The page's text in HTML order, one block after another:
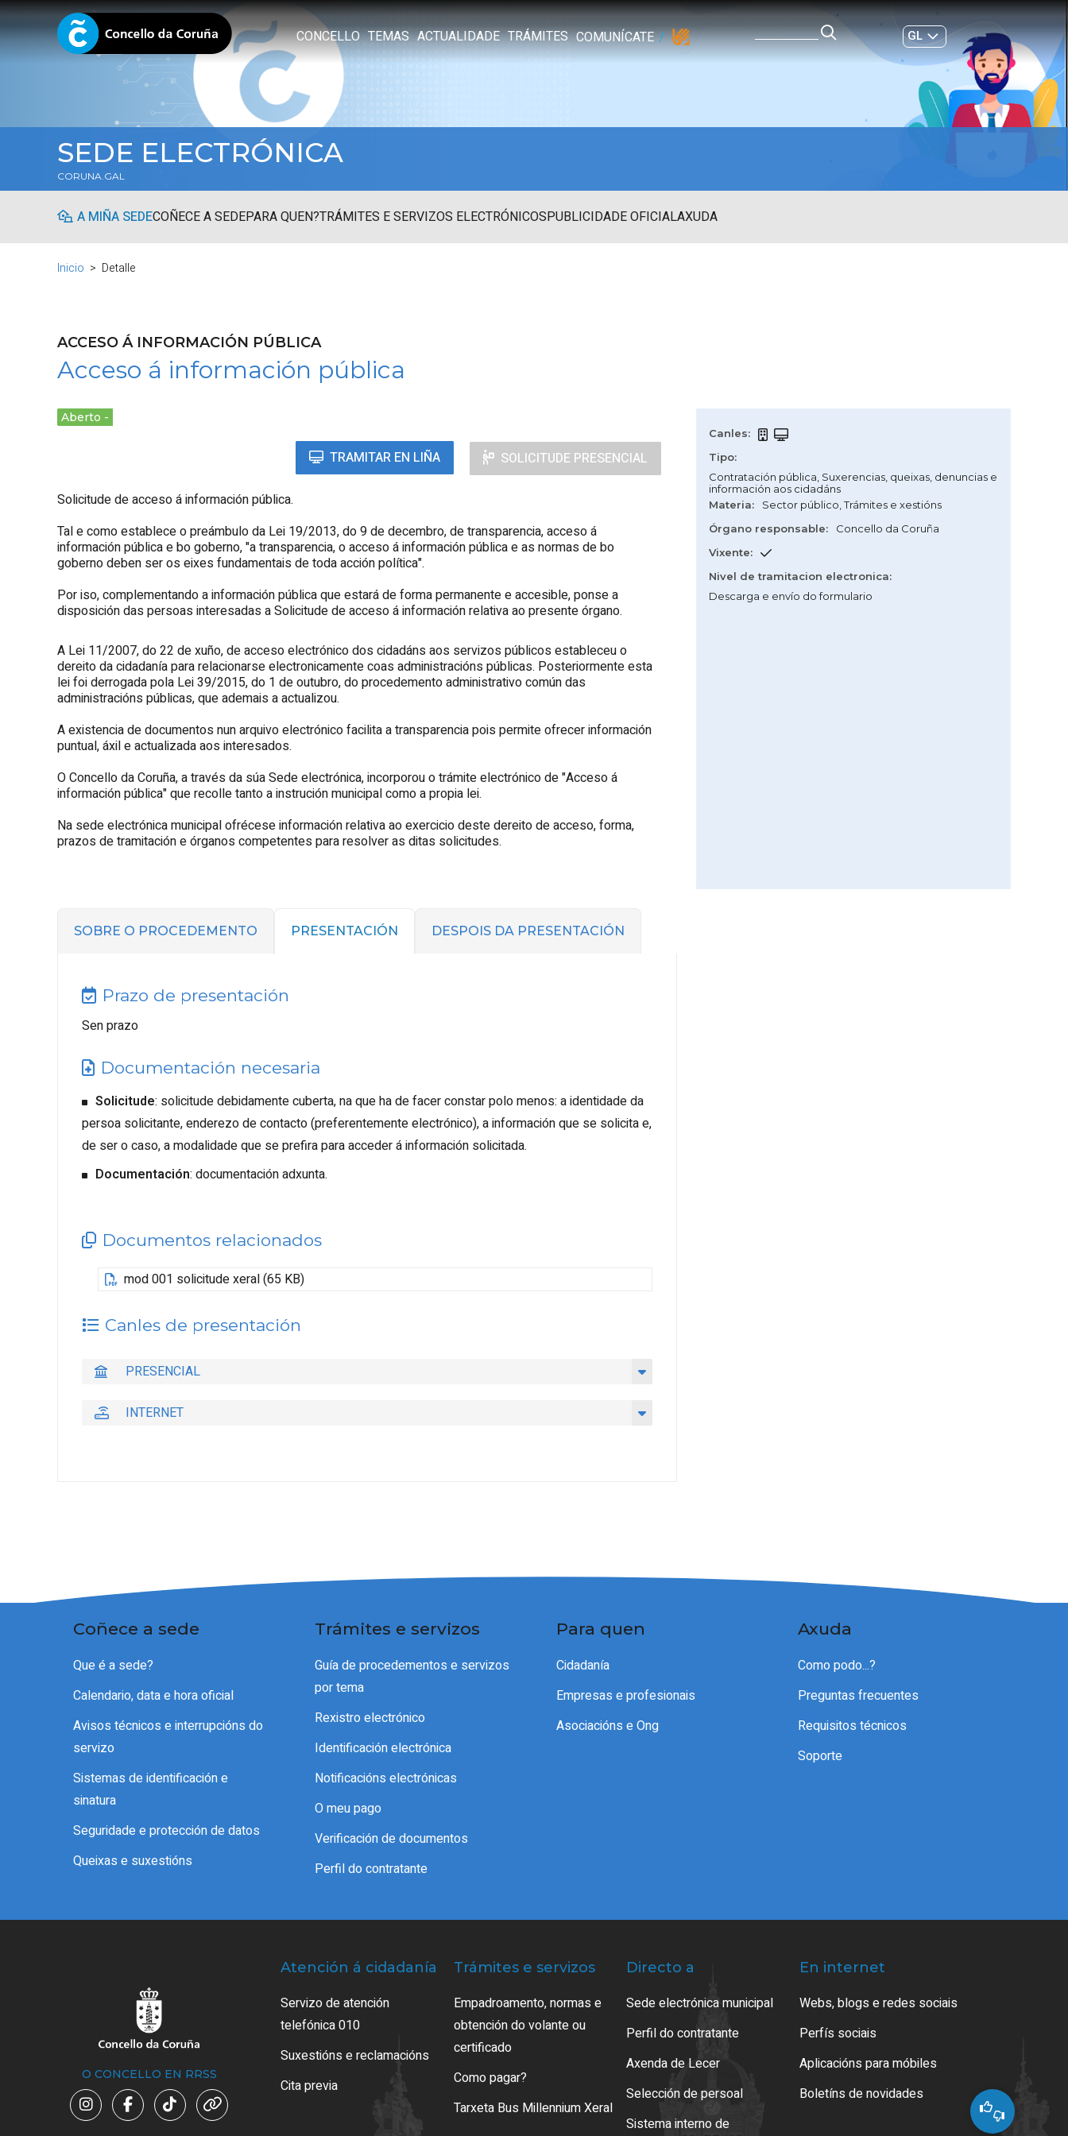
CONCELLO TEMAS ACTUALIDADE TRÁMITES COMUNÍCATE
GL
ES|
SEDE ELECTRÓNICA
CORUNA.GAL
A MIÑA SEDECOÑECE A SEDEPARA QUEN?TRÁMITES E SERVIZOS ELECTRÓNICOSPUBLICIDADE OFICIALAXUDA
Inicio Detalle
ACCESO Á INFORMACIÓN PÚBLICA
Acceso á información pública
Aberto
TRAMITAR EN LIÑA SOLICITUDE PRESENCIAL
Solicitude de acceso á información pública.
Tal e como establece o preámbulo da Lei 19/2013, do 9 de decembro, de transparencia, acceso á
información pública e bo goberno, "a transparencia, o acceso á información pública e as normas de bo
goberno deben ser os eixes fundamentais de toda acción política".
Por iso, complementando a información pública que estará de forma permanente e accesible, ponse a
disposición das persoas interesadas a Solicitude de acceso á información relativa ao presente órgano.
A Lei 11/2007, do 22 de xuño, de acceso electrónico dos cidadáns aos servizos públicos estableceu o
dereito da cidadanía para relacionarse electronicamente coas administracións públicas. Posteriormente esta
lei foi derrogada pola Lei 39/2015, do 1 de outubro, do procedemento administrativo común das
administracións públicas, que ademais a actualizou.
A existencia de documentos nun arquivo electrónico facilita a transparencia pois permite ofrecer información
puntual, áxil e actualizada aos interesados.
O Concello da Coruña, a través da súa Sede electrónica, incorporou o trámite electrónico de "Acceso á
información pública" que recolle tanto a instrución municipal como a propia lei.
Na sede electrónica municipal ofrécese información relativa ao exercicio deste dereito de acceso, forma,
prazos de tramitación e órganos competentes para resolver as ditas solicitudes.
Canles:
Tipo:
Contratación pública Suxerencias, queixas, denuncias e
información aos cidadáns
Materia: Sector público ,Trámites e xestións
Órgano responsable:
Concello da Coruña
Vixente:
Nivel de tramitacion electronica:
Descarga e envío do formulario
SOBRE O PROCEDEMENTO PRESENTACIÓN DESPOIS DA PRESENTACIÓN
Prazo de presentación
Sen prazo
Documentación necesaria
Solicitude: solicitude debidamente cuberta, na que ha de facer constar polo menos: a identidade da
persoa solicitante, enderezo de contacto (preferentemente electrónico), a información que se solicita e,
de ser o caso, a modalidade que se prefira para acceder á información solicitada.
Documentación: documentación adxunta.
Documentos relacionados
mod 001 solicitude xeral (65 KB)
Canles de presentación
PRESENCIAL
INTERNET
Coñece a sede
Que é a sede?
Calendario, data e hora oficial
Avisos técnicos e interrupcións do
servizo
Sistemas de identificación e
sinatura
Seguridade e protección de datos
Queixas e suxestións
Trámites e servizos
Guía de procedementos e servizos
por tema
Rexistro electrónico
Identificación electrónica
Notificacións electrónicas
O meu pago
Verificación de documentos
Perfil do contratante
Para quen
Cidadanía
Empresas e profesionais
Asociacións e Ong
Axuda
Como podo...?
Preguntas frecuentes
Requisitos técnicos
Soporte
O CONCELLO EN RRSS
Atención á cidadanía
Servizo de atención
telefónica 010
Suxestións e reclamacións
Cita previa
Trámites e servizos
Empadroamento, normas e
obtención do volante ou
certificado
Como pagar?
Tarxeta Bus Millennium Xeral
Directo a
Sede electrónica municipal
Perfil do contratante
Axenda de Lecer
Selección de persoal
Sistema interno de
En internet
Webs, blogs e redes sociais
Perfís sociais
Aplicacións para móbiles
Boletíns de novidades